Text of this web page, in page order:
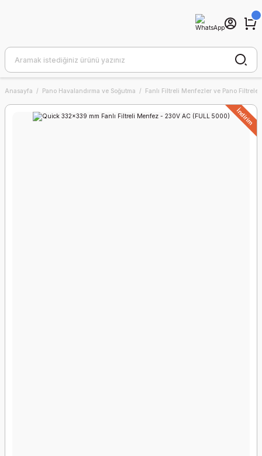
Anasayfa Pano Havalandırma ve Soğutma Fanlı Filtreli Menfezler ve Pano Filtreleri
İndirim